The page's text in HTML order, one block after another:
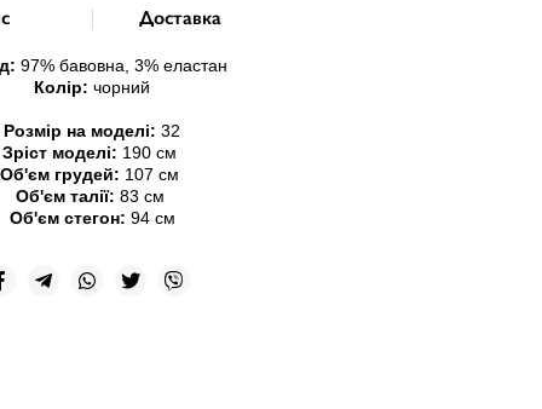
Доставка
97% бавовна, 3% еластан
Колір: чорний
Розмір на моделі: 32
Зріст моделі: 190 см
Об'єм грудей: 107 см
Об'єм талії: 83 см
Об'єм стегон: 94 см